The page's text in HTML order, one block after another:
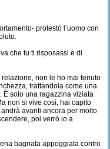
protestò l’uomo con
che tu ti risposassi e di
non le ho mai tenuto
trattandola come una
È solo una ragazzina viziata
non si vive così, hai capito
avanti ancora per molto
poi verrò io a
bagnata appoggiata contro